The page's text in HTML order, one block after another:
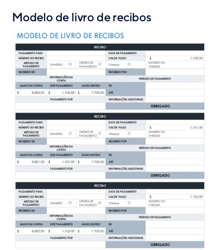
Modelo de livro de recibos